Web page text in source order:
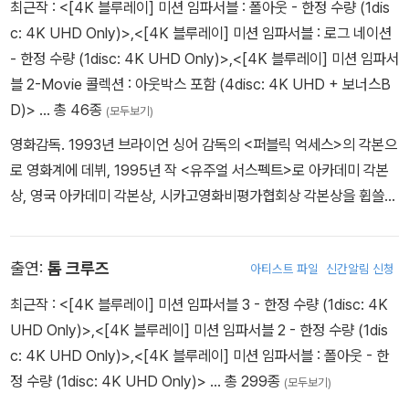
-Venice(4:13) 베니스 장면 촬영 과정
-Freefall(9:05) 자유낙하 씬 준비
-Speed Flying(4:17) 스피드 플라잉 촬영 과정
-Train(5:32) 열차 장면 촬영 과정
* 블루레이 보너스 디스크 스페셜 피쳐 오디오: 영어 Dolby Digital
Stereo 2.0
* 블루레이 보너스 디스크 스페셜 피쳐 자막: 한국어, 영어, 광동어,
최근작 : <[4K 블루레이] 미션 임파서블 : 폴아웃 - 한정 수량 (1dis
c: 4K UHD Only)>,<[4K 블루레이] 미션 임파서블 : 로그 네이션
- 한정 수량 (1disc: 4K UHD Only)>,<[4K 블루레이] 미션 임파서
블 2-Movie 콜렉션 : 아웃박스 포함 (4disc: 4K UHD + 보너스B
D)> … 총 46종 (모두보기)
영화감독. 1993년 브라이언 싱어 감독의 <퍼블릭 억세스>의 각본으
로 영화계에 데뷔, 1995년 작 <유주얼 서스펙트>로 아카데미 각본
상, 영국 아카데미 각본상, 시카고영화비평가협회상 각본상을 휩쓸었
출연: 톰 크루즈 아티스트 파일 신간알림 신청
최근작 : <[4K 블루레이] 미션 임파서블 3 - 한정 수량 (1disc: 4K
UHD Only)>,<[4K 블루레이] 미션 임파서블 2 - 한정 수량 (1dis
c: 4K UHD Only)>,<[4K 블루레이] 미션 임파서블 : 폴아웃 - 한
정 수량 (1disc: 4K UHD Only)> … 총 299종 (모두보기)